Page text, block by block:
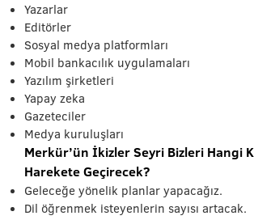
Yazarlar
Editörler
Sosyal medya platformları
Mobil bankacılık uygulamaları
Yazılım şirketleri
Yapay zeka
Gazeteciler
Medya kuruluşları
Merkür’ün İkizler Seyri Bizleri Hangi
Harekete Geçirecek?
Geleceğe yönelik planlar yapacağız.
Dil öğrenmek isteyenlerin sayısı artacak.